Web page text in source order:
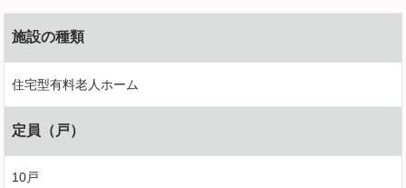
施設の種類
住宅型有料老人ホーム
定員（戸）
10戸